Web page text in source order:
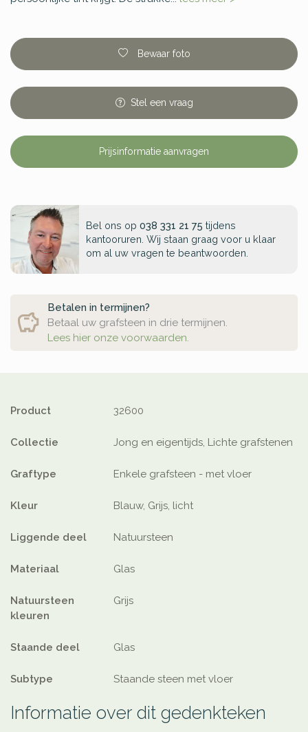
Bewaar foto
Stel een vraag
Prijsinformatie aanvragen
Bel ons op 038 331 21 75 tijdens
kantooruren. Wij staan graag voor u klaar
om al uw vragen te beantwoorden.
Betalen in termijnen?
Betaal uw grafsteen in drie termijnen.
Lees hier onze voorwaarden.
Product 32600
Collectie Jong en eigentijds, Lichte grafstenen
Graftype Enkele grafsteen - met vloer
Kleur Blauw, Grijs, licht
Liggende deel Natuursteen
Materiaal Glas
Natuursteen
kleuren
Grijs
Staande deel Glas
Subtype Staande steen met vloer
Informatie over dit gedenkteken